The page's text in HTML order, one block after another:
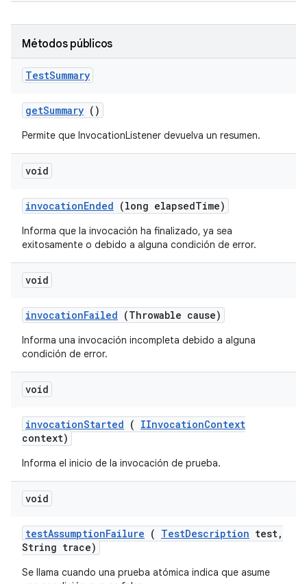
Métodos públicos
TestSummary
getSummary ()
Permite que InvocationListener devuelva un resumen.
void
invocationEnded (long elapsedTime)
Informa que la invocación ha finalizado, ya sea
exitosamente o debido a alguna condición de error.
void
invocationFailed (Throwable cause)
Informa una invocación incompleta debido a alguna
condición de error.
void
invocationStarted ( IInvocationContext
context)
Informa el inicio de la invocación de prueba.
void
testAssumptionFailure ( TestDescription test,
String trace)
Se llama cuando una prueba atómica indica que asume